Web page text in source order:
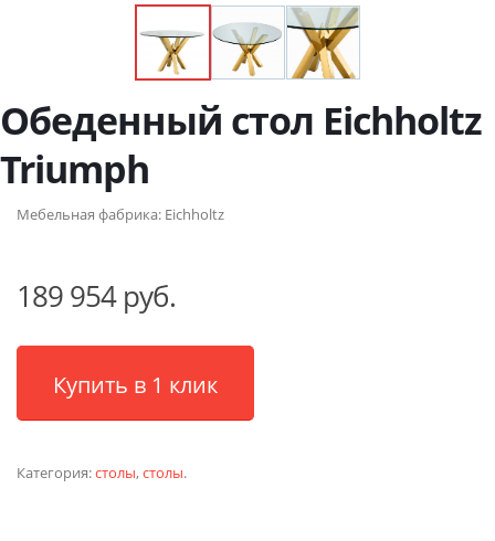
Обеденный стол Eichholtz
Triumph
Мебельная фабрика: Eichholtz
189 954 руб.
Купить в 1 клик
Категория:столы,столы.